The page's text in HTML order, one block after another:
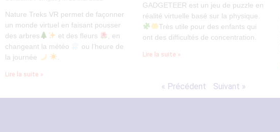
Nature Treks VR permet de façonner
un monde virtuel en faisant pousser
des arbres
et des fleurs
, en
changeant la météo
ou l’heure de
la journée
Lire la suite »
GADGETEER est un jeu de puzzle en
réalité virtuelle basé sur la physique.
Très utile pour des enfants qui
ont des difficultés de concentration.
Lire la suite »
« Précédent Suivant »